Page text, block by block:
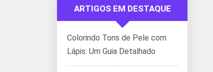
ARTIGOS EM DESTAQUE
Colorindo Tons de Pele com
Lápis: Um Guia Detalhado